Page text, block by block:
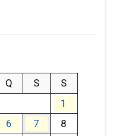
Q S
S
1
6 7
8